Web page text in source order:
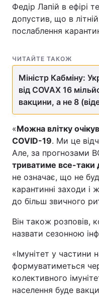
Федір Лапій в ефірі
допустив, що в
послаблення
ЧИТАЙТЕ ТАКОЖ
Міністр Кабміну:
від COVAX 16
вакцини, а не 8
«Можна влітку
COVID-19. Ми це
Але, за прогнозами
триватиме все-таки
не означає, що не
карантинні заходи і
до більш звичного
Він також розповів,
назвати сезонною
«Імунітет у частини
формуватиметься
колективного
населення буде